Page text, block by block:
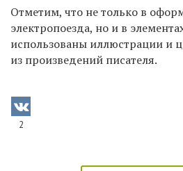
Отметим, что не только в
электропоезда, но и в
использованы иллюстрации и
из произведений писателя.
2